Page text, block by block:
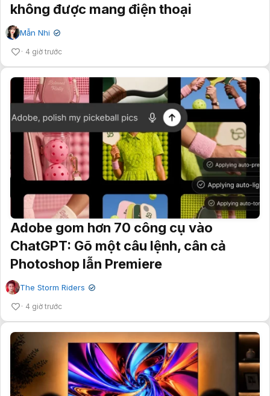
không được mang điện thoại
Mẫn Nhi ✔
4 giờ trước
Adobe gom hơn 70 công cụ vào
ChatGPT: Gõ một câu lệnh, cân cả
Photoshop lẫn Premiere
The Storm Riders ✔
4 giờ trước